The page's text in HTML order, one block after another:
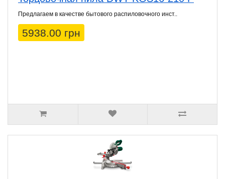
Предлагаем в качестве бытового распиловочного инст..
5938.00 грн